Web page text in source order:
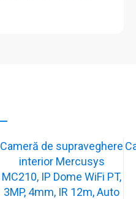
Cameră de supraveghere
interior Mercusys
MC210, IP Dome WiFi PT,
3MP, 4mm, IR 12m, Auto